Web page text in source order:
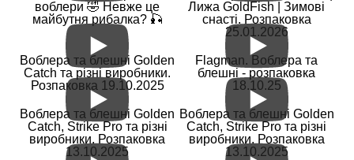
#36-36-20
В наявності
28 грн 6 шт.
КУПИТИ
Повідець струна Fishing ROI Wire Leader 0,36мм 20кг 20см
воблери 🤣 Невже це
майбутня рибалка? 🎣
Лижа GoldFish | Зимові
снасті. Розпаковка
25.01.2026
Воблера та блешні Golden
Catch та різні виробники.
Розпаковка 19.10.2025
Flagman. Воблера та
блешні - розпаковка
18.10.25
Воблера та блешні Golden
Catch, Strike Pro та різні
виробники. Розпаковка
13.10.2025
Воблера та блешні Golden
Catch, Strike Pro та різні
виробники. Розпаковка
13.10.2025